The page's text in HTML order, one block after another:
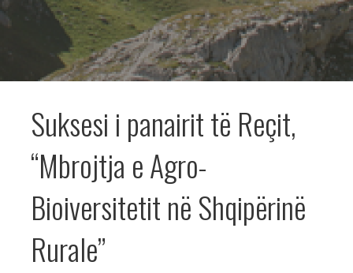
Suksesi i panairit të Reçit,
“Mbrojtja e Agro-
Bioiversitetit në Shqipërinë
Rurale”